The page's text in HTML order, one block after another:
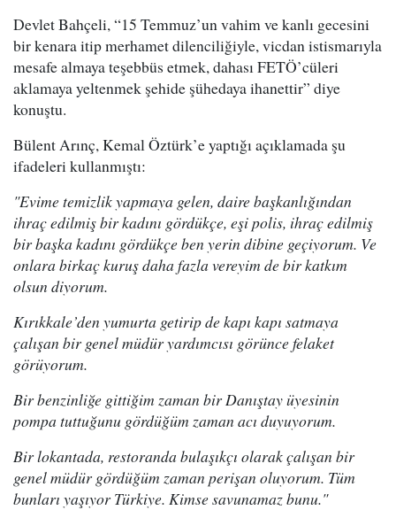
Devlet Bahçeli, “15 Temmuz’un vahim ve kanlı gecesini
bir kenara itip merhamet dilenciliğiyle, vicdan istismarıyla
mesafe almaya teşebbüs etmek, dahası FETÖ’cüleri
aklamaya yeltenmek şehide şühedaya ihanettir” diye
konuştu.
Bülent Arınç, Kemal Öztürk’e yaptığı açıklamada şu
ifadeleri kullanmıştı:
"Evime temizlik yapmaya gelen, daire başkanlığından
ihraç edilmiş bir kadını gördükçe, eşi polis, ihraç edilmiş
bir başka kadını gördükçe ben yerin dibine geçiyorum. Ve
onlara birkaç kuruş daha fazla vereyim de bir katkım
olsun diyorum.
Kırıkkale’den yumurta getirip de kapı kapı satmaya
çalışan bir genel müdür yardımcısı görünce felaket
görüyorum.
Bir benzinliğe gittiğim zaman bir Danıştay üyesinin
pompa tuttuğunu gördüğüm zaman acı duyuyorum.
Bir lokantada, restoranda bulaşıkçı olarak çalışan bir
genel müdür gördüğüm zaman perişan oluyorum. Tüm
bunları yaşıyor Türkiye. Kimse savunamaz bunu."